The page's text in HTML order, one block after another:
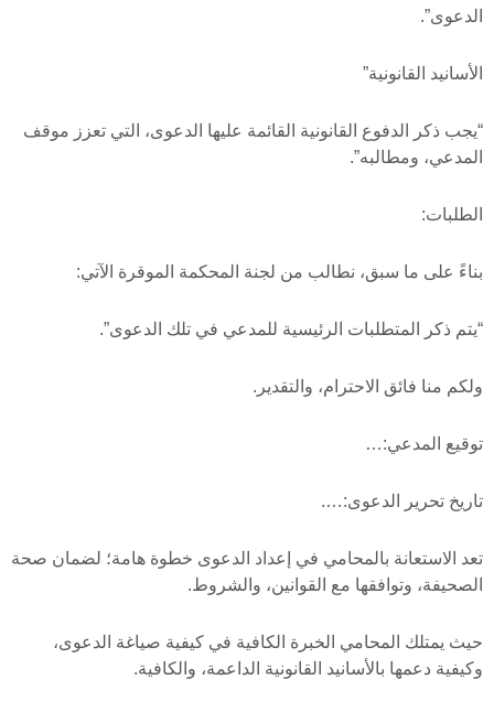
الدعوى”.
الأسانيد القانونية”
“يجب ذكر الدفوع القانونية القائمة عليها الدعوى، التي تعزز موقف
المدعي، ومطالبه”.
الطلبات:
بناءً على ما سبق، نطالب من لجنة المحكمة الموقرة الآتي:
“يتم ذكر المتطلبات الرئيسية للمدعي في تلك الدعوى”.
ولكم منا فائق الاحترام، والتقدير.
توقيع المدعي:…
تاريخ تحرير الدعوى:….
تعد الاستعانة بالمحامي في إعداد الدعوى خطوة هامة؛ لضمان صحة
الصحيفة، وتوافقها مع القوانين، والشروط.
حيث يمتلك المحامي الخبرة الكافية في كيفية صياغة الدعوى،
وكيفية دعمها بالأسانيد القانونية الداعمة، والكافية.